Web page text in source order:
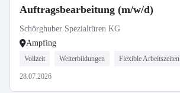
Auftragsbearbeitung (m/w/d)
Schörghuber Spezialtüren KG
Ampfing
Vollzeit Weiterbildungen Flexible Arbeitszeiten
28.07.2026